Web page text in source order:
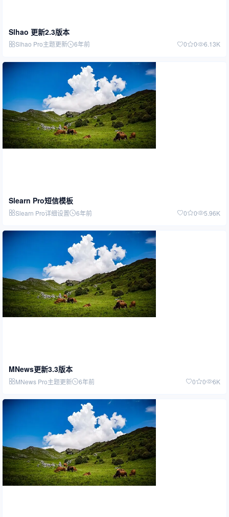
Slhao 更新2.3版本
Slhao Pro主题更新 6年前 0 0 6.13K
Slearn Pro短信模板
Slearn Pro详细设置 6年前 0 0 5.96K
MNews更新3.3版本
MNews Pro主题更新 6年前 0 0 6K